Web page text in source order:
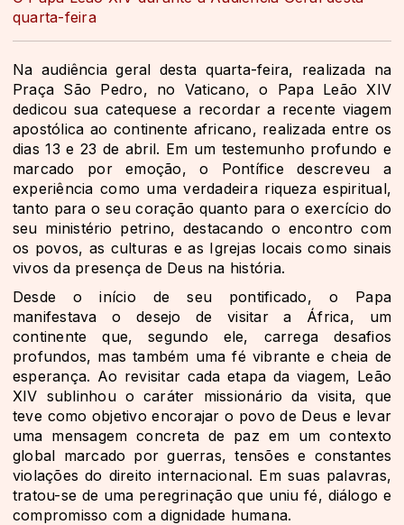
quarta-feira
Na audiência geral desta quarta-feira, realizada na
Praça São Pedro, no Vaticano, o Papa Leão XIV
dedicou sua catequese a recordar a recente viagem
apostólica ao continente africano, realizada entre os
dias 13 e 23 de abril. Em um testemunho profundo e
marcado por emoção, o Pontífice descreveu a
experiência como uma verdadeira riqueza espiritual,
tanto para o seu coração quanto para o exercício do
seu ministério petrino, destacando o encontro com
os povos, as culturas e as Igrejas locais como sinais
vivos da presença de Deus na história.
Desde o início de seu pontificado, o Papa
manifestava o desejo de visitar a África, um
continente que, segundo ele, carrega desafios
profundos, mas também uma fé vibrante e cheia de
esperança. Ao revisitar cada etapa da viagem, Leão
XIV sublinhou o caráter missionário da visita, que
teve como objetivo encorajar o povo de Deus e levar
uma mensagem concreta de paz em um contexto
global marcado por guerras, tensões e constantes
violações do direito internacional. Em suas palavras,
tratou-se de uma peregrinação que uniu fé, diálogo e
compromisso com a dignidade humana.